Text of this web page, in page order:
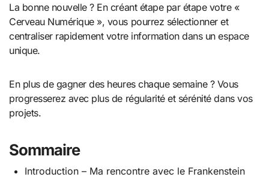
La bonne nouvelle ? En créant étape par étape votre «
Cerveau Numérique », vous pourrez sélectionner et
centraliser rapidement votre information dans un espace
unique.
En plus de gagner des heures chaque semaine ? Vous
progresserez avec plus de régularité et sérénité dans vos
projets.
Sommaire
Introduction – Ma rencontre avec le Frankenstein